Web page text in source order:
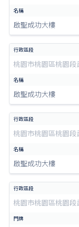
啟聖成功大樓
桃園市桃園區桃園段
啟聖成功大樓
桃園市桃園區桃園段
啟聖成功大樓
桃園市桃園區桃園段